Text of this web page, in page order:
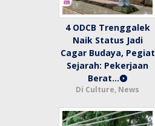
4 ODCB Trenggalek
Naik Status Jadi
Cagar Budaya, Pegiat
Sejarah: Pekerjaan
Berat…
Di Culture, News